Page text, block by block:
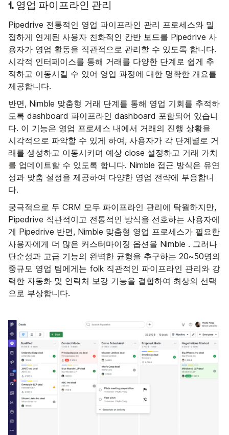
1. 영업 파이프라인 관리
Pipedrive 전통적인 영업 파이프라인 관리 프로세스와 밀
접하게 연계된 사용자 친화적인 칸반 보드를 Pipedrive 사
용자가 영업 활동을 직관적으로 관리할 수 있도록 합니다.
시각적 인터페이스를 통해 거래를 다양한 단계로 쉽게 추
적하고 이동시킬 수 있어 영업 과정에 대한 명확한 개요를
제공합니다.
반면, Nimble 맞춤형 거래 단계를 통해 영업 기회를 추적하
도록 dashboard 파이프라인 dashboard 포함되어 있습니
다. 이 기능은 영업 프로세스 내에서 거래의 진행 상황을
시각적으로 파악할 수 있게 하여, 사용자가 각 단계별로 거
래를 생성하고 이동시키며 예상 close 설정하고 거래 가치
를 업데이트할 수 있도록 합니다. Nimble 접근 방식은 유연
성과 맞춤 설정을 제공하여 다양한 영업 전략에 부응합니
다.
궁극적으로 두 CRM 모두 파이프라인 관리에 탁월하지만,
Pipedrive 직관적이고 전통적인 방식을 선호하는 사용자에
게 Pipedrive 반면, Nimble 맞춤형 영업 프로세스가 필요한
사용자에게 더 많은 커스터마이징 옵션을 Nimble . 그러나
단순성과 고급 기능의 완벽한 균형을 추구하는 20~50명의
중규모 영업 팀에게는 folk 직관적인 파이프라인 관리와 강
력한 자동화 및 연락처 보강 기능을 결합하여 최상의 선택
으로 부상합니다.